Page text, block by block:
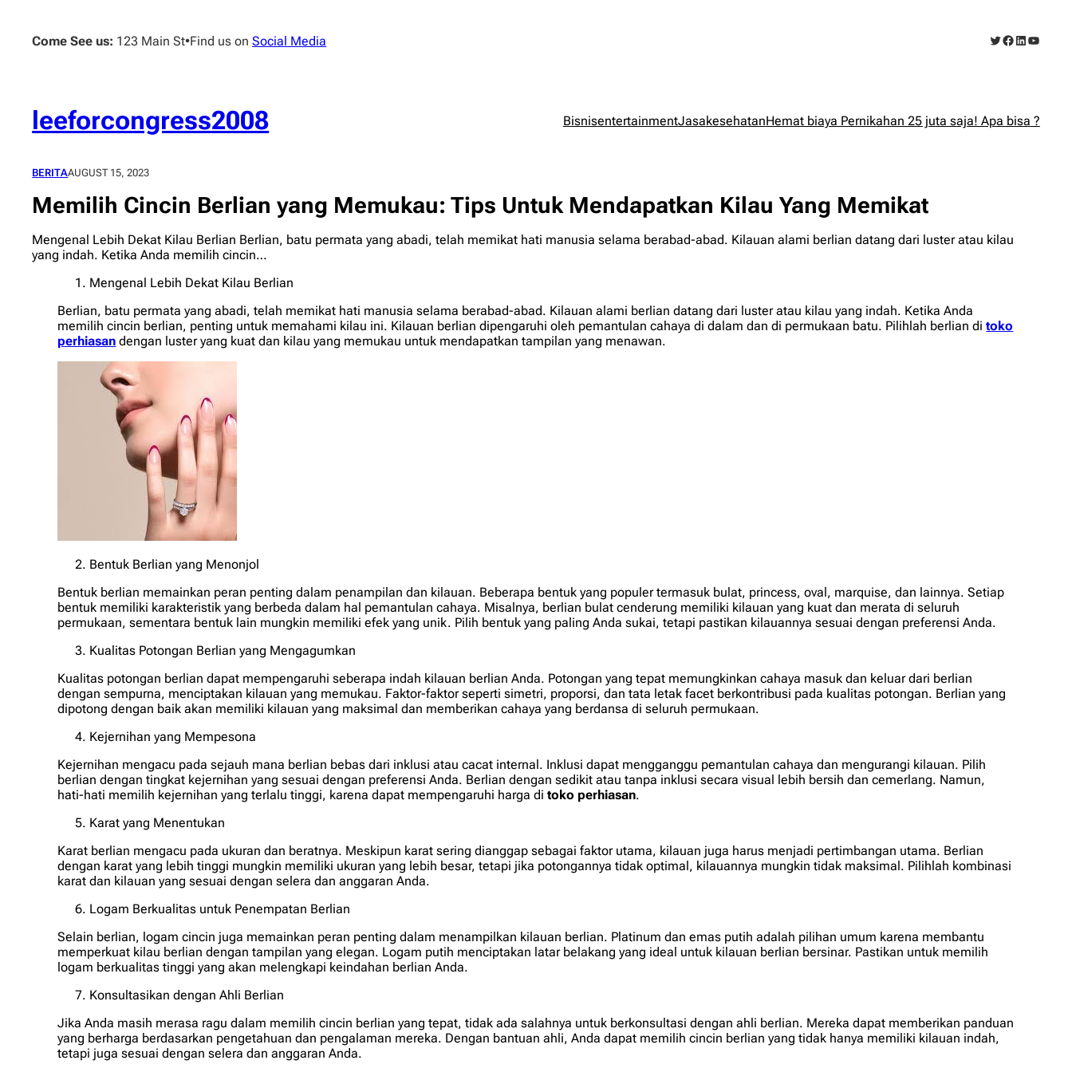
contentCome See us: 123 Main St•Find us onSocial Media Twitter
Facebook
LinkedIn
leeforcongress2008 BisnisentertainmentJasakesehatanHemat biaya Pernikahan 25 juta saja! Apa bisa ?
BERITAAUGUST 15, 2023
Memilih Cincin Berlian yang Memukau: Tips Untuk Mendapatkan Kilau Yang Memikat
Mengenal Lebih Dekat Kilau Berlian Berlian, batu permata yang abadi, telah memikat hati manusia selama berabad-abad. Kilauan alami berlian datang dari luster atau kilau
yang indah. Ketika Anda memilih cincin…
Mengenal Lebih Dekat Kilau Berlian
Berlian, batu permata yang abadi, telah memikat hati manusia selama berabad-abad. Kilauan alami berlian datang dari luster atau kilau yang indah. Ketika Anda
memilih cincin berlian, penting untuk memahami kilau ini. Kilauan berlian dipengaruhi oleh pemantulan cahaya di dalam dan di permukaan batu. Pilihlah berlian ditoko
perhiasan dengan luster yang kuat dan kilau yang memukau untuk mendapatkan tampilan yang menawan.
Bentuk Berlian yang Menonjol
Bentuk berlian memainkan peran penting dalam penampilan dan kilauan. Beberapa bentuk yang populer termasuk bulat, princess, oval, marquise, dan lainnya. Setiap
bentuk memiliki karakteristik yang berbeda dalam hal pemantulan cahaya. Misalnya, berlian bulat cenderung memiliki kilauan yang kuat dan merata di seluruh
permukaan, sementara bentuk lain mungkin memiliki efek yang unik. Pilih bentuk yang paling Anda sukai, tetapi pastikan kilauannya sesuai dengan preferensi Anda.
Kualitas Potongan Berlian yang Mengagumkan
Kualitas potongan berlian dapat mempengaruhi seberapa indah kilauan berlian Anda. Potongan yang tepat memungkinkan cahaya masuk dan keluar dari berlian
dengan sempurna, menciptakan kilauan yang memukau. Faktor-faktor seperti simetri, proporsi, dan tata letak facet berkontribusi pada kualitas potongan. Berlian yang
dipotong dengan baik akan memiliki kilauan yang maksimal dan memberikan cahaya yang berdansa di seluruh permukaan.
Kejernihan yang Mempesona
Kejernihan mengacu pada sejauh mana berlian bebas dari inklusi atau cacat internal. Inklusi dapat mengganggu pemantulan cahaya dan mengurangi kilauan. Pilih
berlian dengan tingkat kejernihan yang sesuai dengan preferensi Anda. Berlian dengan sedikit atau tanpa inklusi secara visual lebih bersih dan cemerlang. Namun,
hati-hati memilih kejernihan yang terlalu tinggi, karena dapat mempengaruhi harga ditoko perhiasan.
Karat yang Menentukan
Karat berlian mengacu pada ukuran dan beratnya. Meskipun karat sering dianggap sebagai faktor utama, kilauan juga harus menjadi pertimbangan utama. Berlian
dengan karat yang lebih tinggi mungkin memiliki ukuran yang lebih besar, tetapi jika potongannya tidak optimal, kilauannya mungkin tidak maksimal. Pilihlah kombinasi
karat dan kilauan yang sesuai dengan selera dan anggaran Anda.
Logam Berkualitas untuk Penempatan Berlian
Selain berlian, logam cincin juga memainkan peran penting dalam menampilkan kilauan berlian. Platinum dan emas putih adalah pilihan umum karena membantu
memperkuat kilau berlian dengan tampilan yang elegan. Logam putih menciptakan latar belakang yang ideal untuk kilauan berlian bersinar. Pastikan untuk memilih
logam berkualitas tinggi yang akan melengkapi keindahan berlian Anda.
Konsultasikan dengan Ahli Berlian
Jika Anda masih merasa ragu dalam memilih cincin berlian yang tepat, tidak ada salahnya untuk berkonsultasi dengan ahli berlian. Mereka dapat memberikan panduan
yang berharga berdasarkan pengetahuan dan pengalaman mereka. Dengan bantuan ahli, Anda dapat memilih cincin berlian yang tidak hanya memiliki kilauan indah,
tetapi juga sesuai dengan selera dan anggaran Anda.